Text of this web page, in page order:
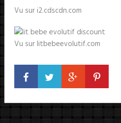
Vu sur i2.cdscdn.com
Vu sur litbebeevolutif.com